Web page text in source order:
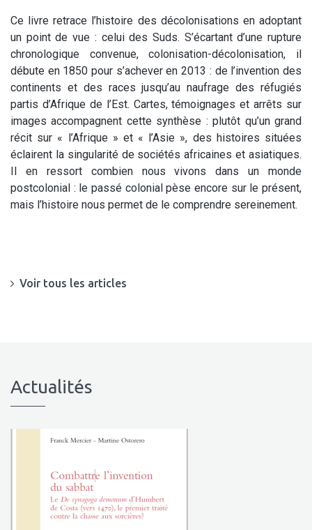
Ce livre retrace l’histoire des décolonisations en adoptant
un point de vue : celui des Suds. S’écartant d’une rupture
chronologique convenue, colonisation-décolonisation, il
débute en 1850 pour s’achever en 2013 : de l’invention des
continents et des races jusqu’au naufrage des réfugiés
partis d’Afrique de l’Est. Cartes, témoignages et arrêts sur
images accompagnent cette synthèse : plutôt qu’un grand
récit sur « l’Afrique » et « l’Asie », des histoires situées
éclairent la singularité de sociétés africaines et asiatiques.
Il en ressort combien nous vivons dans un monde
postcolonial : le passé colonial pèse encore sur le présent,
mais l’histoire nous permet de le comprendre sereinement.
Voir tous les articles
Actualités